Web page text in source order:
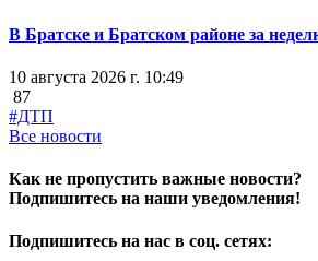
В Братске и Братском районе за
10 августа 2026 г. 10:49
87
#ДТП
Все новости
Как не пропустить важные новости?
Подпишитесь на наши уведомления!
Подпишитесь на нас в соц. сетях: